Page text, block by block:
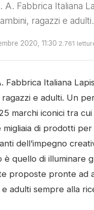
A. Fabbrica Italiana
ragazzi e adulti.
2020, 11:30·2.761
Fabbrica Italiana
e adulti. Un
marchi iconici tra
migliaia di prodotti
dell’impegno
è quello di illuminare
proposte pronte ad
adulti sempre alla